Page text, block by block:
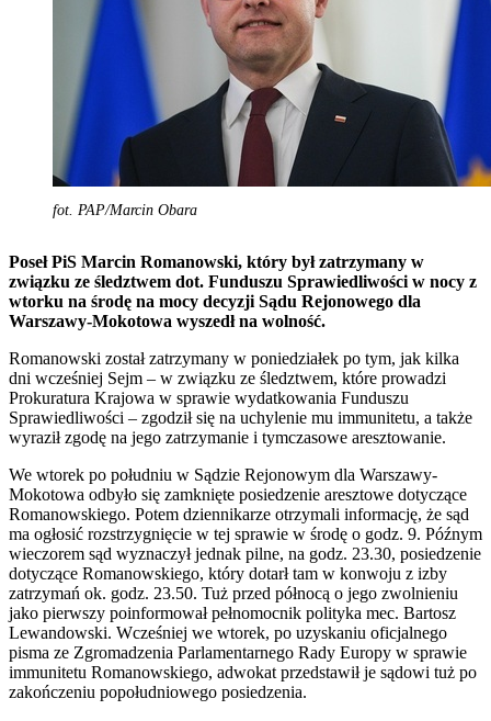
fot. PAP/Marcin Obara
Poseł PiS Marcin Romanowski, który był zatrzymany w
związku ze śledztwem dot. Funduszu Sprawiedliwości w nocy z
wtorku na środę na mocy decyzji Sądu Rejonowego dla
Warszawy-Mokotowa wyszedł na wolność.
Romanowski został zatrzymany w poniedziałek po tym, jak kilka
dni wcześniej Sejm – w związku ze śledztwem, które prowadzi
Prokuratura Krajowa w sprawie wydatkowania Funduszu
Sprawiedliwości – zgodził się na uchylenie mu immunitetu, a także
wyraził zgodę na jego zatrzymanie i tymczasowe aresztowanie.
We wtorek po południu w Sądzie Rejonowym dla Warszawy-
Mokotowa odbyło się zamknięte posiedzenie aresztowe dotyczące
Romanowskiego. Potem dziennikarze otrzymali informację, że sąd
ma ogłosić rozstrzygnięcie w tej sprawie w środę o godz. 9. Późnym
wieczorem sąd wyznaczył jednak pilne, na godz. 23.30, posiedzenie
dotyczące Romanowskiego, który dotarł tam w konwoju z izby
zatrzymań ok. godz. 23.50. Tuż przed północą o jego zwolnieniu
jako pierwszy poinformował pełnomocnik polityka mec. Bartosz
Lewandowski. Wcześniej we wtorek, po uzyskaniu oficjalnego
pisma ze Zgromadzenia Parlamentarnego Rady Europy w sprawie
immunitetu Romanowskiego, adwokat przedstawił je sądowi tuż po
zakończeniu popołudniowego posiedzenia.